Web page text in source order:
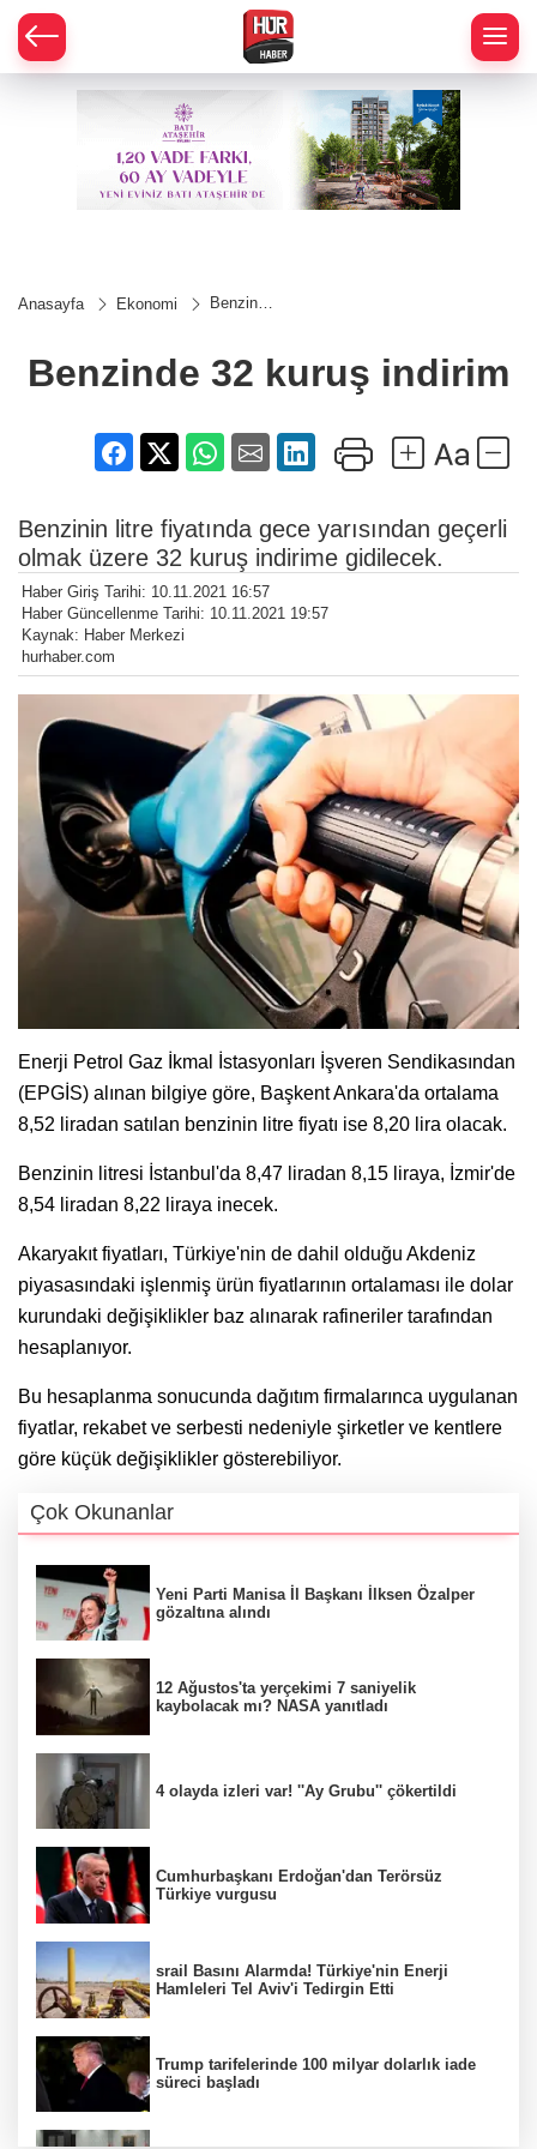
Anasayfa Ekonomi
Benzinde
Benzinde 32 kuruş indirim
Benzinin litre fiyatında gece yarısından geçerli
olmak üzere 32 kuruş indirime gidilecek.
Haber Giriş Tarihi: 10.11.2021 16:57
Haber Güncellenme Tarihi: 10.11.2021 19:57
Kaynak: Haber Merkezi
hurhaber.com
Enerji Petrol Gaz İkmal İstasyonları İşveren Sendikasından
(EPGİS) alınan bilgiye göre, Başkent Ankara'da ortalama
8,52 liradan satılan benzinin litre fiyatı ise 8,20 lira olacak.
Benzinin litresi İstanbul'da 8,47 liradan 8,15 liraya, İzmir'de
8,54 liradan 8,22 liraya inecek.
Akaryakıt fiyatları, Türkiye'nin de dahil olduğu Akdeniz
piyasasındaki işlenmiş ürün fiyatlarının ortalaması ile dolar
kurundaki değişiklikler baz alınarak rafineriler tarafından
hesaplanıyor.
Bu hesaplanma sonucunda dağıtım firmalarınca uygulanan
fiyatlar, rekabet ve serbesti nedeniyle şirketler ve kentlere
göre küçük değişiklikler gösterebiliyor.
Çok Okunanlar
Yeni Parti Manisa İl Başkanı İlksen Özalper
gözaltına alındı
12 Ağustos'ta yerçekimi 7 saniyelik
kaybolacak mı? NASA yanıtladı
4 olayda izleri var! ''Ay Grubu'' çökertildi
Cumhurbaşkanı Erdoğan'dan Terörsüz
Türkiye vurgusu
srail Basını Alarmda! Türkiye'nin Enerji
Hamleleri Tel Aviv'i Tedirgin Etti
Trump tarifelerinde 100 milyar dolarlık iade
süreci başladı